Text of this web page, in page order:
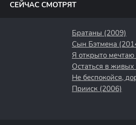
СЕЙЧАС СМОТРЯТ
Братаны (2009)
Сын Бэтмена
Я открыто
Остаться в
Не беспокойся,
Прииск (2006)